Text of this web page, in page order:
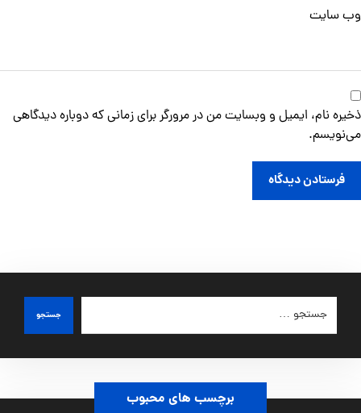
وب‌ سایت
ذخیره نام، ایمیل و وبسایت من در مرورگر برای زمانی که دوباره دیدگاهی
می‌نویسم.
فرستادن دیدگاه
جستجو
برچسب های محبوب